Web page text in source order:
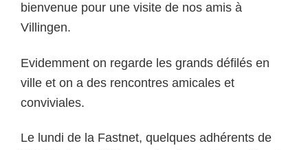
bienvenue pour une visite de nos amis à
Villingen.
Evidemment on regarde les grands défilés en
ville et on a des rencontres amicales et
conviviales.
Le lundi de la Fastnet, quelques adhérents de